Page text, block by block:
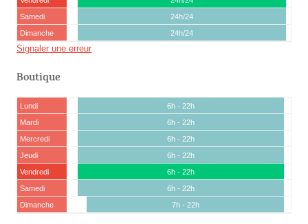
Samedi
24h/24
Dimanche
24h/24
Signaler une erreur
Boutique
Lundi
6h - 22h
Mardi
6h - 22h
Mercredi
6h - 22h
Jeudi
6h - 22h
Vendredi
6h - 22h
Samedi
6h - 22h
Dimanche
7h - 22h